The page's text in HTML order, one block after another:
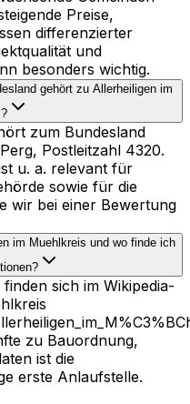
Preise,
differenzierter
und
besonders wichtig.
gehört zu Allerheiligen im
zum Bundesland
Postleitzahl 4320.
u. a. relevant für
sowie für die
wir bei einer Bewertung
im Muehlkreis und wo finde ich
sich im Wikipedia-
zu Bauordnung,
ist die
erste Anlaufstelle.